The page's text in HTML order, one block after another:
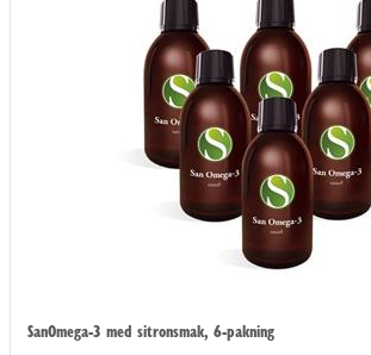
SanOmega-3 med sitronsmak, 6-pakning